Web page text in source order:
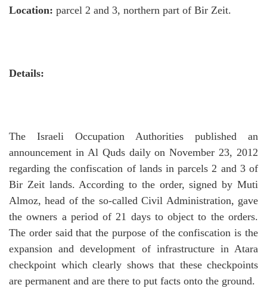
Location: parcel 2 and 3, northern part of Bir Zeit.
Details:
The Israeli Occupation Authorities published an
announcement in Al Quds daily on November 23, 2012
regarding the confiscation of lands in parcels 2 and 3 of
Bir Zeit lands. According to the order, signed by Muti
Almoz, head of the so-called Civil Administration, gave
the owners a period of 21 days to object to the orders.
The order said that the purpose of the confiscation is the
expansion and development of infrastructure in Atara
checkpoint which clearly shows that these checkpoints
are permanent and are there to put facts onto the ground.